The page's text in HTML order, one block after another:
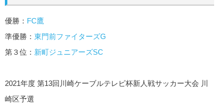
優勝： FC鷹
準優勝： 東門前ファイターズG
第３位： 新町ジュニアーズSC
2021年度 第13回川崎ケーブルテレビ杯新人戦サッカー大会 川
崎区予選